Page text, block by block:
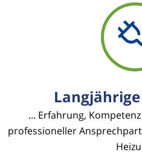
... Erfahrung,
professioneller